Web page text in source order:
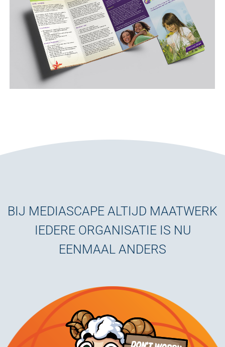
BIJ MEDIASCAPE ALTIJD MAATWERK
IEDERE ORGANISATIE IS NU
EENMAAL ANDERS